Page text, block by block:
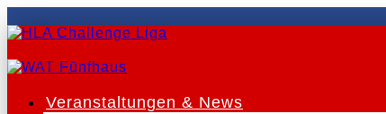
Veranstaltungen & News